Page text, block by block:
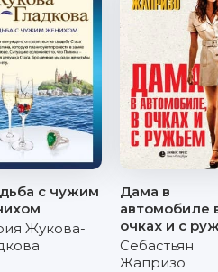
с чужим
Жукова-
Дама в
автомобиле
очках и с
Себастьян
Жапризо